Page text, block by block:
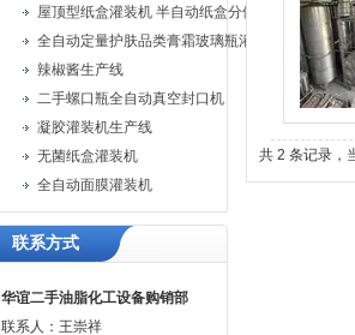
屋顶型纸盒灌装机 半自动纸盒分体灌装机
全自动定量护肤品类膏霜玻璃瓶灌装旋盖机
辣椒酱生产线
二手螺口瓶全自动真空封口机
凝胶灌装机生产线
无菌纸盒灌装机
全自动面膜灌装机
联系方式
华谊二手油脂化工设备购销部
联系人：王崇祥
共 2 条记录，